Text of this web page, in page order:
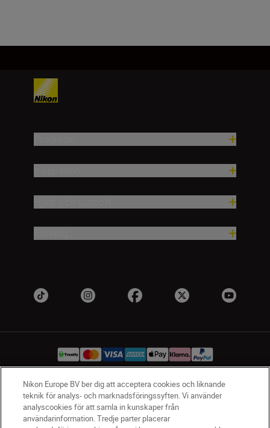
SV Nikon Sites
Kontakta oss
Nikon Europe BV ber dig att acceptera cookies och liknande
teknik för analys- och marknadsföringssyften. Vi använder
analyscookies för att samla in kunskaper från
användarinformation. Tredje parter placerar